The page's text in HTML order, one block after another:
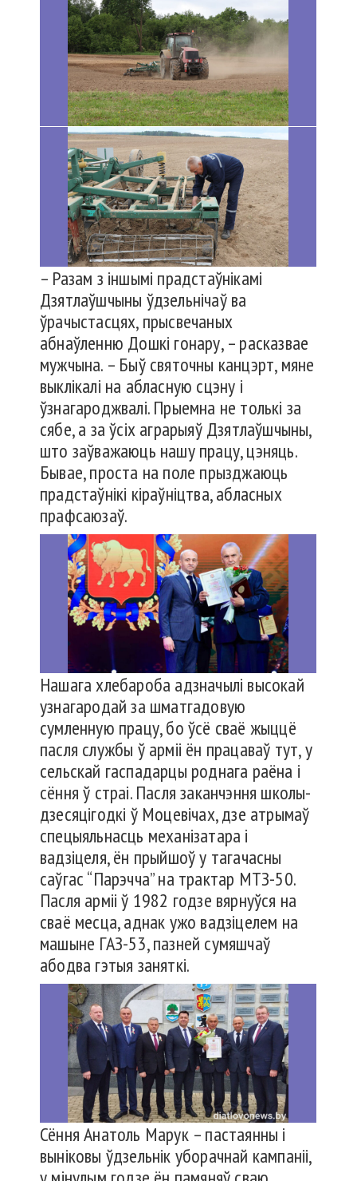
– Разам з іншымі прадстаўнікамі
Дзятлаўшчыны ўдзельнічаў ва
ўрачыстасцях, прысвечаных
абнаўленню Дошкі гонару, – расказвае
мужчына. – Быў святочны канцэрт, мяне
выклікалі на абласную сцэну і
ўзнагароджвалі. Прыемна не толькі за
сябе, а за ўсіх аграрыяў Дзятлаўшчыны,
што заўважаюць нашу працу, цэняць.
Бывае, проста на поле прызджаюць
прадстаўнікі кіраўніцтва, абласных
прафсаюзаў.
Нашага хлебароба адзначылі высокай
узнагародай за шматгадовую
сумленную працу, бо ўсё сваё жыццё
пасля службы ў арміі ён працаваў тут, у
сельскай гаспадарцы роднага раёна і
сёння ў страі. Пасля заканчэння школы-
дзесяцігодкі ў Моцевічах, дзе атрымаў
спецыяльнасць механізатара і
вадзіцеля, ён прыйшоў у тагачасны
саўгас “Парэчча” на трактар МТЗ-50.
Пасля арміі ў 1982 годзе вярнуўся на
сваё месца, аднак ужо вадзіцелем на
машыне ГАЗ-53, пазней сумяшчаў
абодва гэтыя заняткі.
Сёння Анатоль Марук – пастаянны і
выніковы ўдзельнік уборачнай кампаніі,